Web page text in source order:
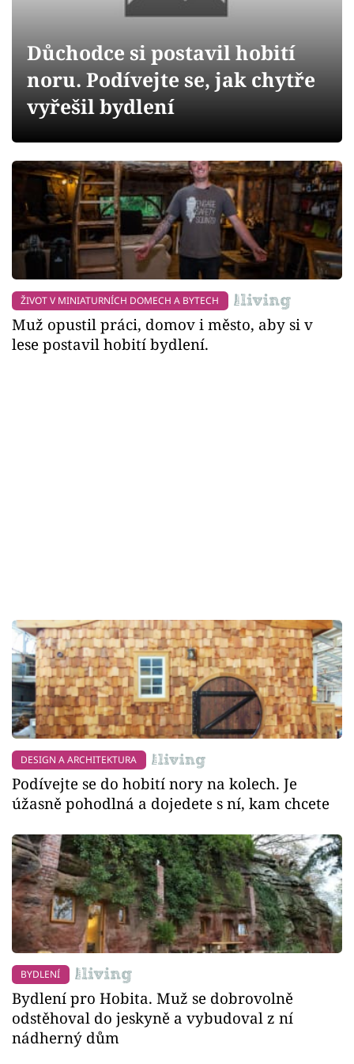
Přihlášení
Sledujte nás
Důchodce si postavil hobití
noru. Podívejte se, jak chytře
vyřešil bydlení
ŽIVOT V MINIATURNÍCH DOMECH A BYTECH
Muž opustil práci, domov i město, aby si v
lese postavil hobití bydlení.
DESIGN A ARCHITEKTURA
Podívejte se do hobití nory na kolech. Je
úžasně pohodlná a dojedete s ní, kam chcete
BYDLENÍ
Bydlení pro Hobita. Muž se dobrovolně
odstěhoval do jeskyně a vybudoval z ní
nádherný dům